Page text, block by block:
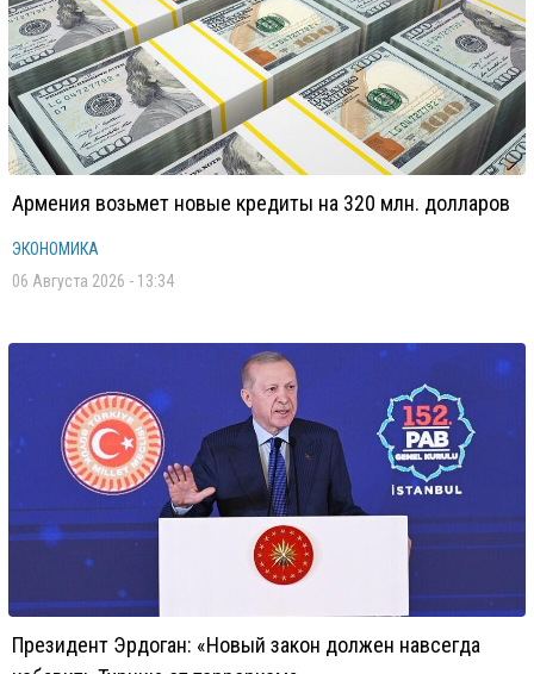
Армения возьмет новые кредиты на 320 млн. долларов
ЭКОНОМИКА
06 Августа 2026 - 13:34
Президент Эрдоган: «Новый закон должен навсегда